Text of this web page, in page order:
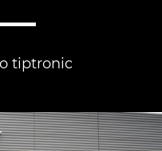
tiptronic